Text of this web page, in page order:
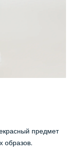
предмет
образов.